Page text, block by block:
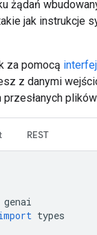
żądań
jak instrukcje
za pomocą
z danymi
REST
genai
types